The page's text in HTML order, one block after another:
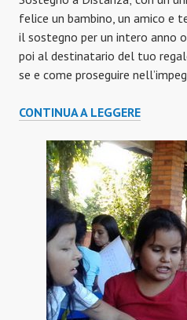
felice un bambino, un amico e
il sostegno per un intero anno
poi al destinatario del tuo
se e come proseguire
CONTINUA A LEGGEREA
REGALA
SORRISI